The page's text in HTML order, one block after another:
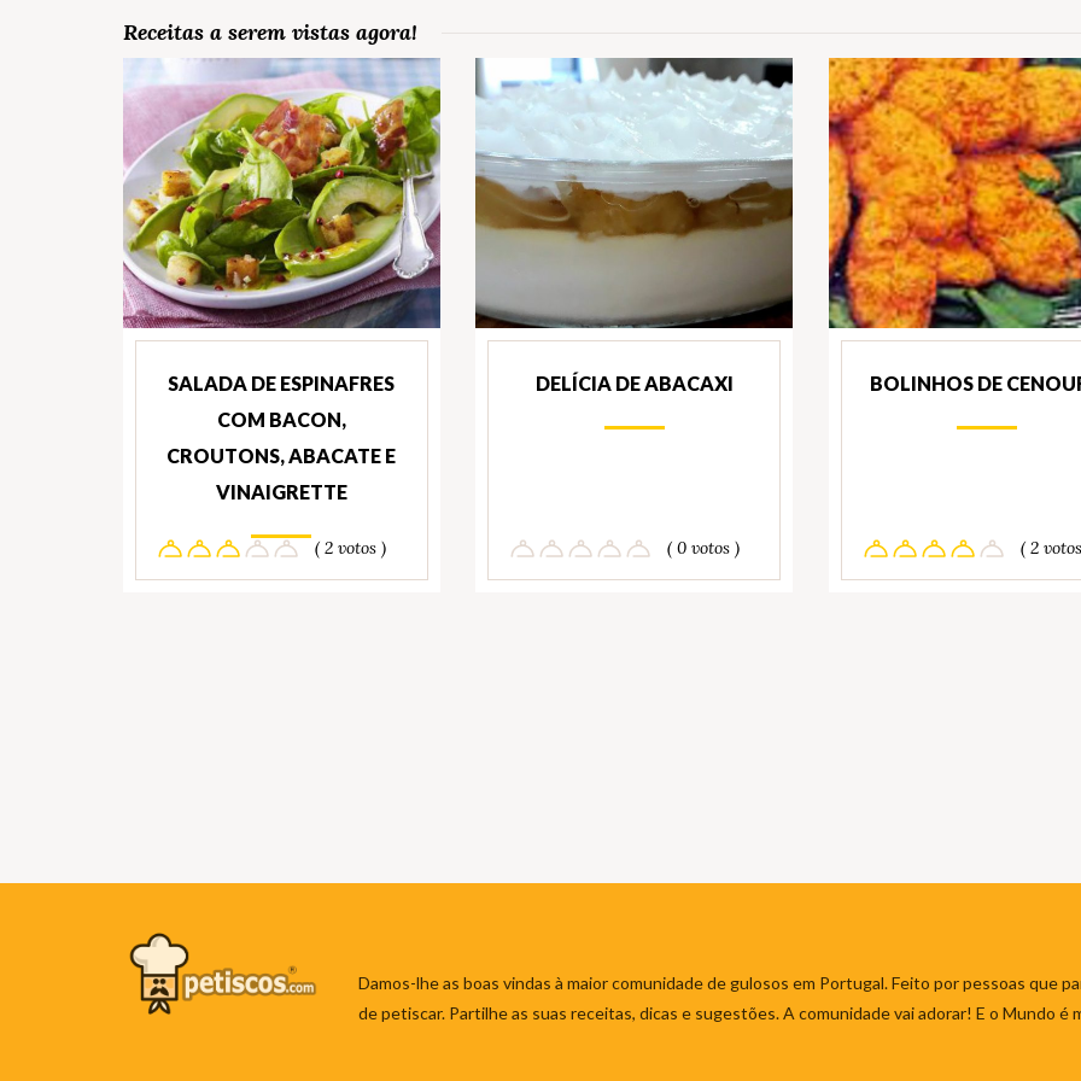
Receitas a serem vistas agora!
SALADA DE ESPINAFRES
COM BACON,
CROUTONS, ABACATE E
VINAIGRETTE
( 2 votos )
DELÍCIA DE ABACAXI
( 0 votos )
BOLINHOS DE
( 2
Damos-lhe as boas vindas à maior comunidade de gulosos em Portugal. Feito por pessoas que
de petiscar. Partilhe as suas receitas, dicas e sugestões. A comunidade vai adorar! E o Mundo é